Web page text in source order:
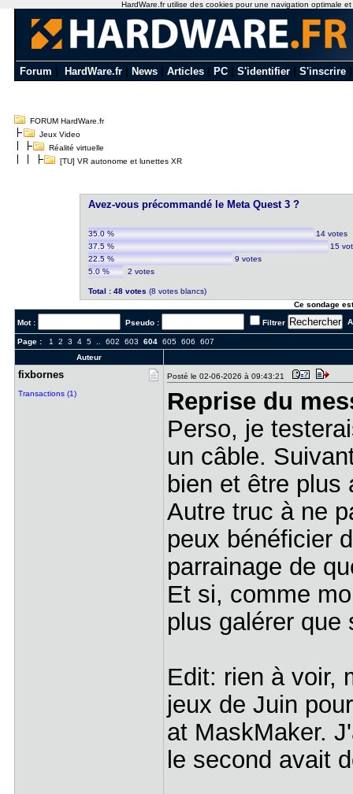
Forum HardWare.fr News Articles PC S'identifier S'inscrire
FORUM HardWare.fr
Jeux Video
Réalité virtuelle
[TU] VR autonome et lunettes XR
Avez-vous précommandé le Meta Quest 3 ?
35.0 %
14 votes
37.5 %
15
22.5 %
9 votes
5.0 %
2 votes
Total : 48 votes (8 votes blancs)
Ce sondage
Mot : Pseudo : Filtrer
Page : 1 2 3 4 5.. 602 603 604 605 606
607
Auteur
fixbornes
Transactions (1)
Posté le 02-06-2026 à 09:43:21
Reprise du
Perso, je
un câble.
bien et être plus
Autre truc à ne
peux bénéficier
parrainage de
Et si, comme
plus galérer
Edit: rien à voir,
jeux de Juin
at MaskMaker.
le second avait
HardWare.fr utilise des cookies pour une navigation optimale